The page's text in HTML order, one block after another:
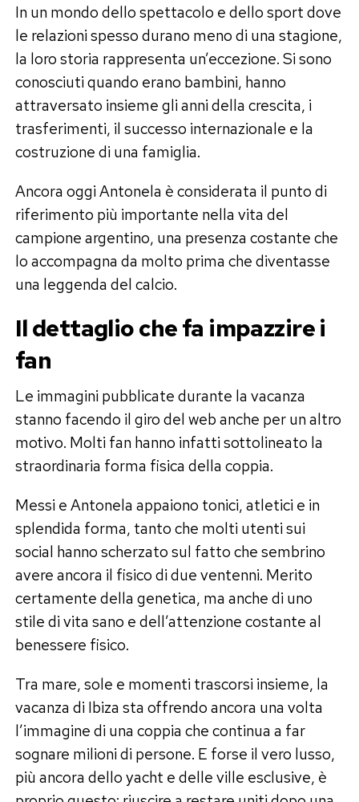
In un mondo dello spettacolo e dello sport dove
le relazioni spesso durano meno di una stagione,
la loro storia rappresenta un’eccezione. Si sono
conosciuti quando erano bambini, hanno
attraversato insieme gli anni della crescita, i
trasferimenti, il successo internazionale e la
costruzione di una famiglia.
Ancora oggi Antonela è considerata il punto di
riferimento più importante nella vita del
campione argentino, una presenza costante che
lo accompagna da molto prima che diventasse
una leggenda del calcio.
Il dettaglio che fa impazzire i
fan
Le immagini pubblicate durante la vacanza
stanno facendo il giro del web anche per un altro
motivo. Molti fan hanno infatti sottolineato la
straordinaria forma fisica della coppia.
Messi e Antonela appaiono tonici, atletici e in
splendida forma, tanto che molti utenti sui
social hanno scherzato sul fatto che sembrino
avere ancora il fisico di due ventenni. Merito
certamente della genetica, ma anche di uno
stile di vita sano e dell’attenzione costante al
benessere fisico.
Tra mare, sole e momenti trascorsi insieme, la
vacanza di Ibiza sta offrendo ancora una volta
l’immagine di una coppia che continua a far
sognare milioni di persone. E forse il vero lusso,
più ancora dello yacht e delle ville esclusive, è